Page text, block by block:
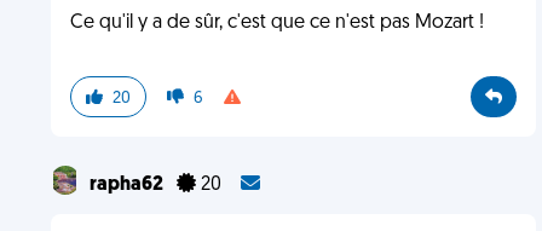
Ce qu'il y a de sûr, c'est que ce n'est pas Mozart !
20 6
rapha62 20